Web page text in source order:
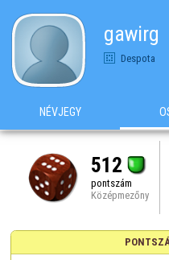
gawirg
Despota
NÉVJEGY
512
pontszám
Középmezőny